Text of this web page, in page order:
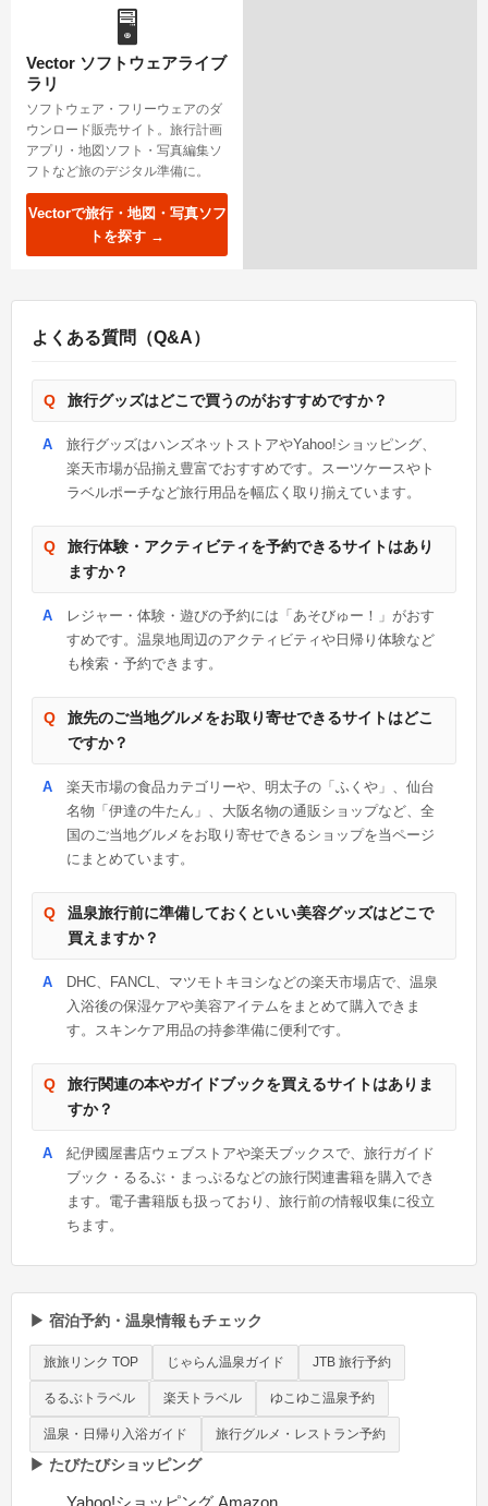
🖥️
Vector ソフトウェアライブ
ラリ
ソフトウェア・フリーウェアのダ
ウンロード販売サイト。旅行計画
アプリ・地図ソフト・写真編集ソ
フトなど旅のデジタル準備に。
Vectorで旅行・地図・写真ソフ
トを探す →
よくある質問（Q&A）
旅行グッズはどこで買うのがおすすめですか？
旅行グッズはハンズネットストアやYahoo!ショッピング、
楽天市場が品揃え豊富でおすすめです。スーツケースやト
ラベルポーチなど旅行用品を幅広く取り揃えています。
旅行体験・アクティビティを予約できるサイトはあり
ますか？
レジャー・体験・遊びの予約には「あそびゅー！」がおす
すめです。温泉地周辺のアクティビティや日帰り体験など
も検索・予約できます。
旅先のご当地グルメをお取り寄せできるサイトはどこ
ですか？
楽天市場の食品カテゴリーや、明太子の「ふくや」、仙台
名物「伊達の牛たん」、大阪名物の通販ショップなど、全
国のご当地グルメをお取り寄せできるショップを当ページ
にまとめています。
温泉旅行前に準備しておくといい美容グッズはどこで
買えますか？
DHC、FANCL、マツモトキヨシなどの楽天市場店で、温泉
入浴後の保湿ケアや美容アイテムをまとめて購入できま
す。スキンケア用品の持参準備に便利です。
旅行関連の本やガイドブックを買えるサイトはありま
すか？
紀伊國屋書店ウェブストアや楽天ブックスで、旅行ガイド
ブック・るるぶ・まっぷるなどの旅行関連書籍を購入でき
ます。電子書籍版も扱っており、旅行前の情報収集に役立
ちます。
▶ 宿泊予約・温泉情報もチェック
旅旅リンク TOP じゃらん温泉ガイド JTB 旅行予約
るるぶトラベル 楽天トラベル ゆこゆこ温泉予約
温泉・日帰り入浴ガイド 旅行グルメ・レストラン予約
▶ たびたびショッピング
Yahoo!ショッピング Amazon